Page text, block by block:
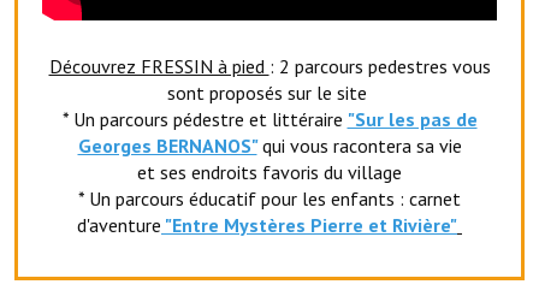
La société musicale de l'Avenir Fressinois
La troupe théâtrale de l'Avenir Fressinois
Les Amis du Patrimoine
L'association du château
Découvrez FRESSIN à pied : 2 parcours pedestres vous
sont proposés sur le site
* Un parcours pédestre et littéraire "Sur les pas de
Georges BERNANOS" qui vous racontera sa vie
et ses endroits favoris du village
* Un parcours éducatif pour les enfants : carnet
d'aventure "Entre Mystères Pierre et Rivière"